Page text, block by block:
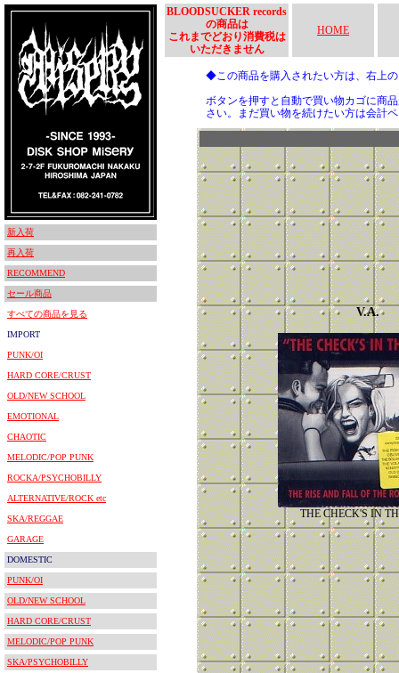
新入荷
再入荷
RECOMMEND
セール商品
すべての商品を見る
IMPORT
PUNK/OI
HARD CORE/CRUST
OLD/NEW SCHOOL
EMOTIONAL
CHAOTIC
MELODIC/POP PUNK
ROCKA/PSYCHOBILLY
ALTERNATIVE/ROCK etc
SKA/REGGAE
GARAGE
DOMESTIC
PUNK/OI
OLD/NEW SCHOOL
HARD CORE/CRUST
MELODIC/POP PUNK
SKA/PSYCHOBILLY
BLOODSUCKER records
の商品は
これまでどおり消費税は
いただきません
HOME
◆この商品を購入されたい方は、右上
ボタンを押すと自動で買い物カゴに商
さい。まだ買い物を続けたい方は会計
V.A.
THE CHECK'S IN